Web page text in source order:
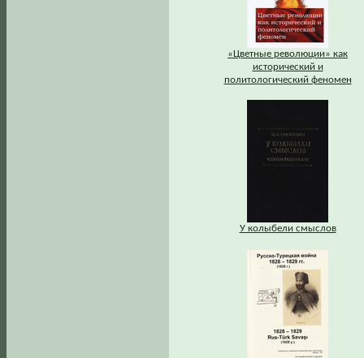
«Цветные революции» как
исторический и
политологический феномен
У колыбели смыслов